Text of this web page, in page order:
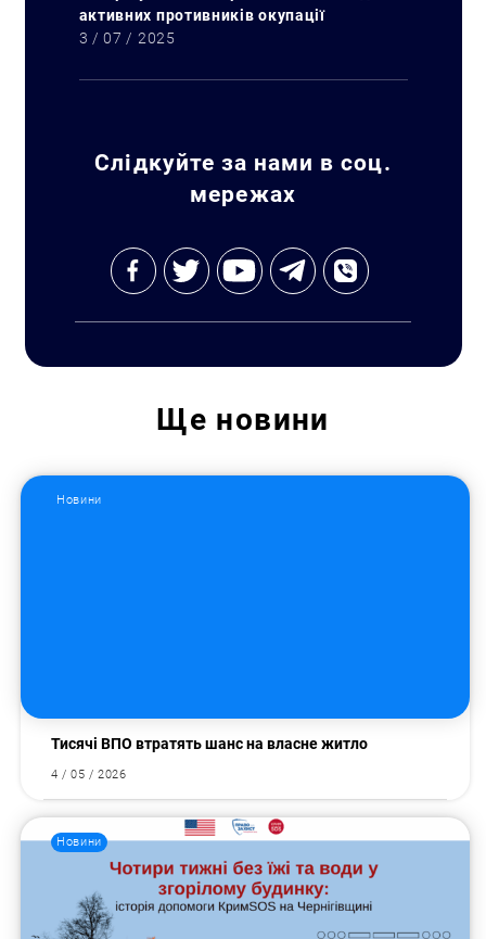
активних противників окупації
3 / 07 / 2025
Слідкуйте за нами в соц.
мережах
Ще новини
Новини
Тисячі ВПО втратять шанс на власне житло
4 / 05 / 2026
Новини